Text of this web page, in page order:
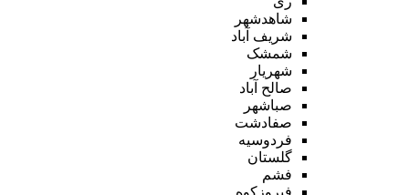
شاهدشهر
شریف آباد
شمشک
شهریار
صالح آباد
صباشهر
صفادشت
فردوسیه
گلستان
فشم
فیروزکوه